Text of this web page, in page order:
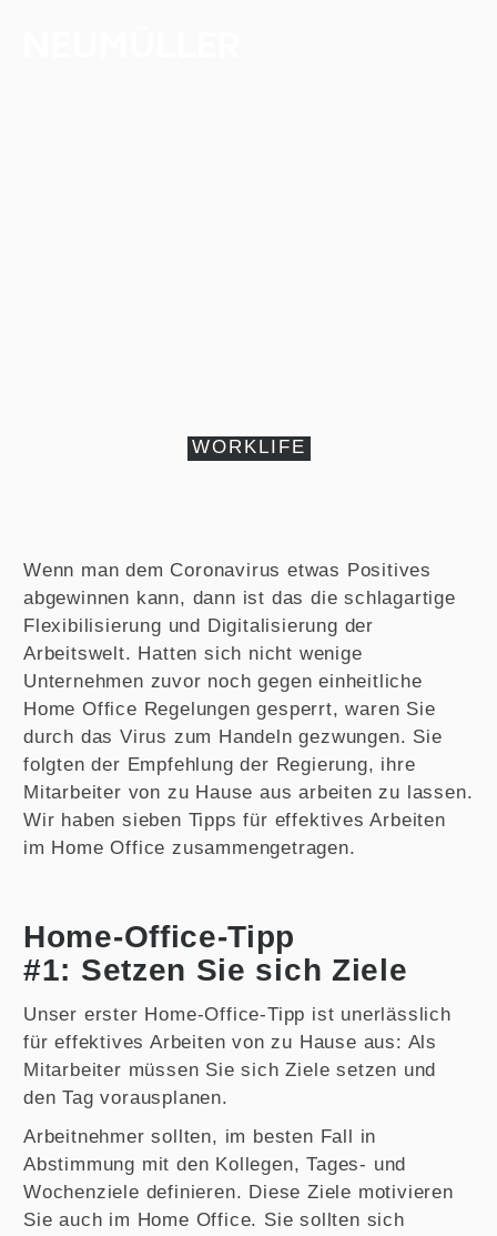
WORKLIFE
Wenn man dem Coronavirus etwas Positives
abgewinnen kann, dann ist das die schlagartige
Flexibilisierung und Digitalisierung der
Arbeitswelt. Hatten sich nicht wenige
Unternehmen zuvor noch gegen einheitliche
Home Office Regelungen gesperrt, waren Sie
durch das Virus zum Handeln gezwungen. Sie
folgten der Empfehlung der Regierung, ihre
Mitarbeiter von zu Hause aus arbeiten zu lassen.
Wir haben sieben Tipps für effektives Arbeiten
im Home Office zusammengetragen.
Home-Office-Tipp
#1: Setzen Sie sich Ziele
Unser erster Home-Office-Tipp ist unerlässlich
für effektives Arbeiten von zu Hause aus: Als
Mitarbeiter müssen Sie sich Ziele setzen und
den Tag vorausplanen.
Arbeitnehmer sollten, im besten Fall in
Abstimmung mit den Kollegen, Tages- und
Wochenziele definieren. Diese Ziele motivieren
Sie auch im Home Office. Sie sollten sich